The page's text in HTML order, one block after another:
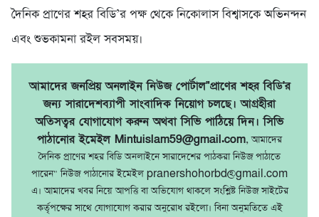
দৈনিক প্রাণের শহর বিডি’র পক্ষ থেকে নিকোলাস বিশ্বাসকে অভিনন্দন
এবং শুভকামনা রইল সবসময়।
আমাদের জনপ্রিয় অনলাইন নিউজ পোর্টাল"প্রাণের শহর বিডি'র
জন্য সারাদেশব্যাপী সাংবাদিক নিয়োগ চলছে। আগ্রহীরা
অতিসত্বর যোগাযোগ করুন অথবা সিভি পাঠিয়ে দিন। সিভি
পাঠানোর ইমেইল Mintuislam59@gmail.com, আমাদের
দৈনিক প্রাণের শহর বিডি অনলাইনে সারাদেশের পাঠকরা নিউজ পাঠাতে
পারেন" নিউজ পাঠানোর ইমেইল pranershohorbd@gmail.com
এ। আমাদের খবর নিয়ে আপত্তি বা অভিযোগ থাকলে সংশ্লিষ্ট নিউজ সাইটের
কর্তৃপক্ষের সাথে যোগাযোগ করার অনুরোধ রইলো। বিনা অনুমতিতে এই